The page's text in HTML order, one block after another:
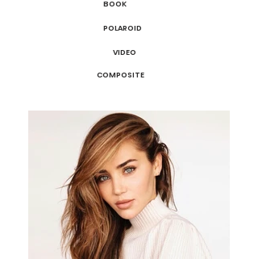
BOOK
POLAROID
VIDEO
COMPOSITE